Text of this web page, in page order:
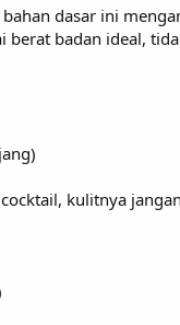
dasar ini
badan ideal,
kulitnya